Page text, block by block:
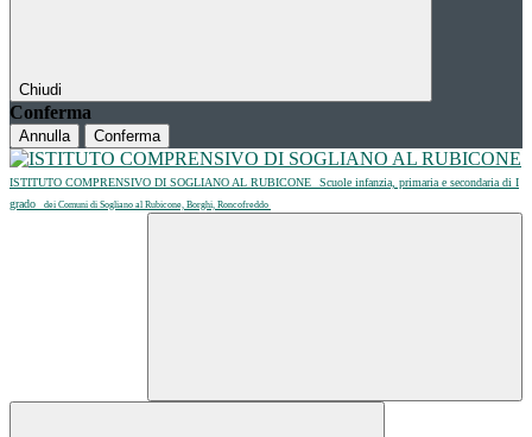
Chiudi
Conferma
Annulla Conferma
ISTITUTO COMPRENSIVO DI SOGLIANO AL RUBICONE
Scuole infanzia, primaria e secondaria di I
grado
dei Comuni di Sogliano al Rubicone, Borghi, Roncofreddo